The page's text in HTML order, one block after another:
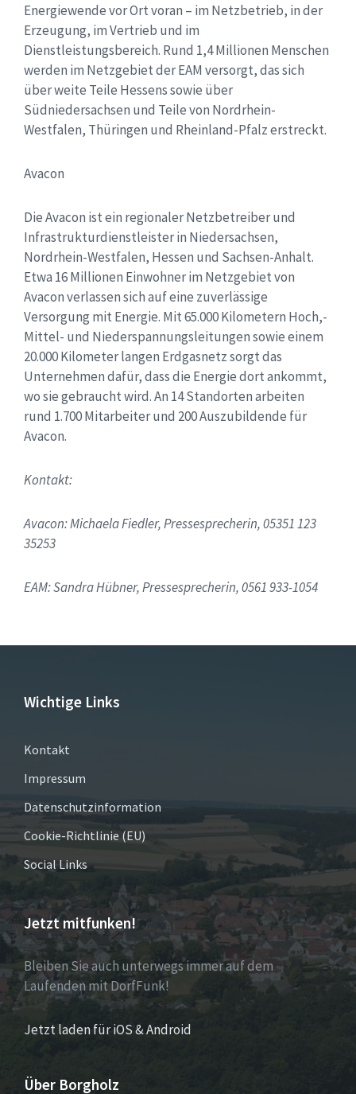
Energiewende vor Ort voran – im Netzbetrieb, in der
Erzeugung, im Vertrieb und im
Dienstleistungsbereich. Rund 1,4 Millionen Menschen
werden im Netzgebiet der EAM versorgt, das sich
über weite Teile Hessens sowie über
Südniedersachsen und Teile von Nordrhein-
Westfalen, Thüringen und Rheinland-Pfalz erstreckt.
Avacon
Die Avacon ist ein regionaler Netzbetreiber und
Infrastrukturdienstleister in Niedersachsen,
Nordrhein-Westfalen, Hessen und Sachsen-Anhalt.
Etwa 16 Millionen Einwohner im Netzgebiet von
Avacon verlassen sich auf eine zuverlässige
Versorgung mit Energie. Mit 65.000 Kilometern Hoch,-
Mittel- und Niederspannungsleitungen sowie einem
20.000 Kilometer langen Erdgasnetz sorgt das
Unternehmen dafür, dass die Energie dort ankommt,
wo sie gebraucht wird. An 14 Standorten arbeiten
rund 1.700 Mitarbeiter und 200 Auszubildende für
Avacon.
Kontakt:
Avacon: Michaela Fiedler, Pressesprecherin, 05351 123
35253
EAM: Sandra Hübner, Pressesprecherin, 0561 933-1054
Wichtige Links
Kontakt
Impressum
Datenschutzinformation
Cookie-Richtlinie (EU)
Social Links
Jetzt mitfunken!
Bleiben Sie auch unterwegs immer auf dem
Laufenden mit DorfFunk!
Jetzt laden für iOS & Android
Über Borgholz